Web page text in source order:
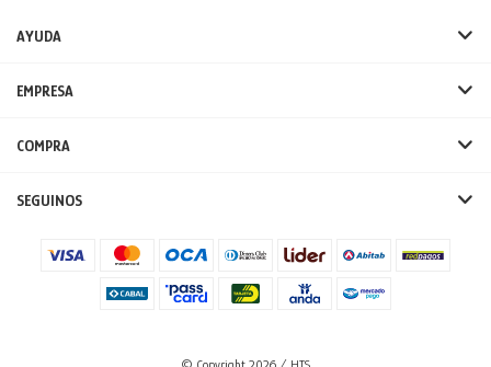
AYUDA
EMPRESA
COMPRA
SEGUINOS